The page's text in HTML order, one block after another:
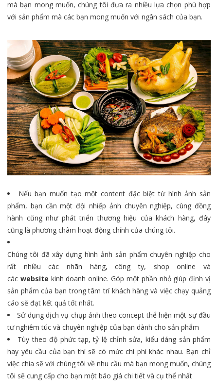
mà bạn mong muốn, chúng tôi đưa ra nhiều lựa chọn phù hợp
với sản phẩm mà các bạn mong muốn với ngân sách của bạn.
Nếu bạn muốn tạo một content đặc biệt từ hình ảnh sản
phẩm, bạn cần một đội nhiếp ảnh chuyên nghiệp, cùng đồng
hành cũng như phát triển thương hiệu của khách hàng, đây
cũng là phương châm hoạt động chính của chúng tôi.
Chúng tôi đã xây dựng hình ảnh sản phẩm chuyên nghiệp cho
rất nhiều các nhãn hàng, công ty, shop online và
các website kinh doanh online. Góp một phần nhỏ giúp định vị
sản phẩm của bạn trong tâm trí khách hàng và việc chạy quảng
cáo sẽ đạt kết quả tốt nhất.
Sử dụng dịch vụ chụp ảnh theo concept thể hiện một sự đầu
tư nghiêm túc và chuyên nghiệp của bạn dành cho sản phẩm
Tùy theo độ phức tạp, tỷ lệ chỉnh sửa, kiểu dáng sản phẩm
hay yêu cầu của bạn thì sẽ có mức chi phí khác nhau. Bạn chỉ
việc chia sẽ với chúng tôi về nhu cầu mà bạn mong muốn, chúng
tôi sẽ cung cấp cho bạn một báo giá chi tiết và cụ thể nhất